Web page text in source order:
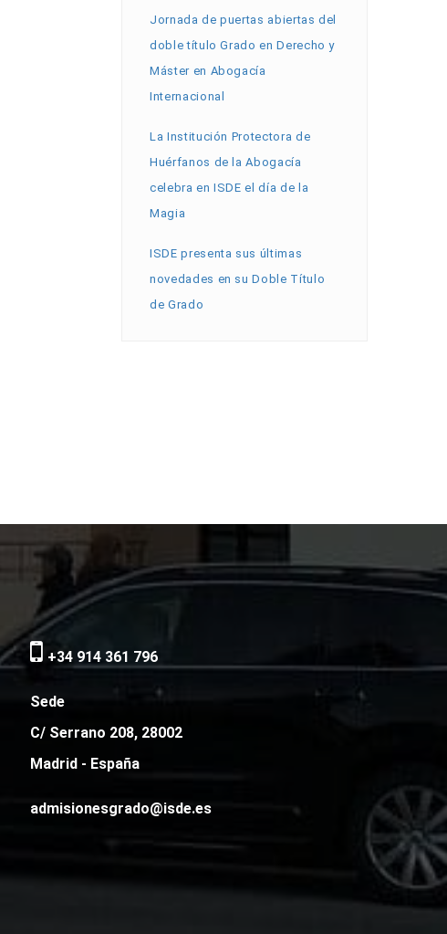
Jornada de puertas abiertas del
doble título Grado en Derecho y
Máster en Abogacía
Internacional
La Institución Protectora de
Huérfanos de la Abogacía
celebra en ISDE el día de la
Magia
ISDE presenta sus últimas
novedades en su Doble Título
de Grado
+34 914 361 796
Sede
C/ Serrano 208, 28002
Madrid - España
admisionesgrado@isde.es